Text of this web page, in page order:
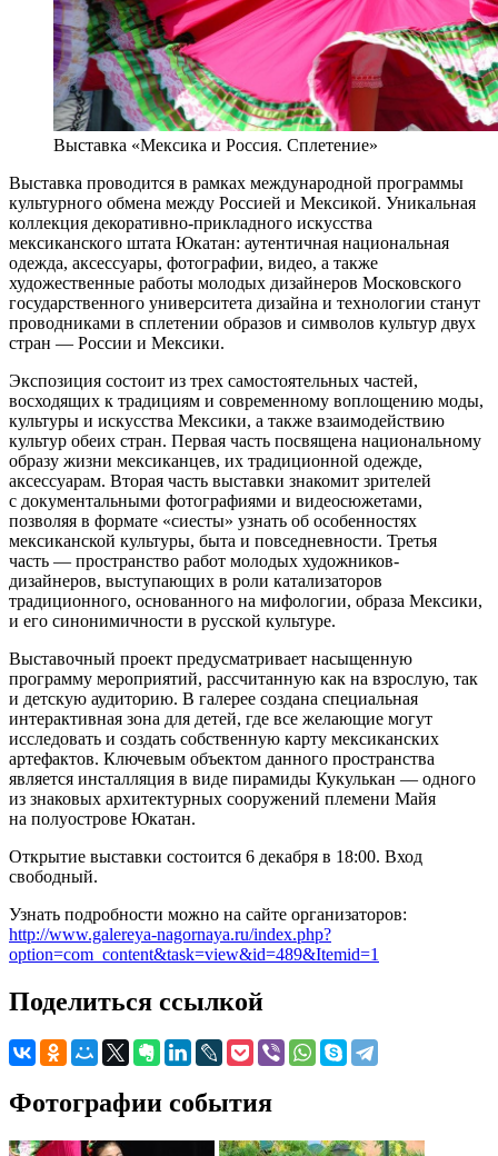
Выставка «Мексика и Россия. Сплетение»
Выставка проводится в рамках международной программы
культурного обмена между Россией и Мексикой. Уникальная
коллекция декоративно-прикладного искусства
мексиканского штата Юкатан: аутентичная национальная
одежда, аксессуары, фотографии, видео, а также
художественные работы молодых дизайнеров Московского
государственного университета дизайна и технологии станут
проводниками в сплетении образов и символов культур двух
стран — России и Мексики.
Экспозиция состоит из трех самостоятельных частей,
восходящих к традициям и современному воплощению моды,
культуры и искусства Мексики, а также взаимодействию
культур обеих стран. Первая часть посвящена национальному
образу жизни мексиканцев, их традиционной одежде,
аксессуарам. Вторая часть выставки знакомит зрителей
с документальными фотографиями и видеосюжетами,
позволяя в формате «сиесты» узнать об особенностях
мексиканской культуры, быта и повседневности. Третья
часть — пространство работ молодых художников-
дизайнеров, выступающих в роли катализаторов
традиционного, основанного на мифологии, образа Мексики,
и его синонимичности в русской культуре.
Выставочный проект предусматривает насыщенную
программу мероприятий, рассчитанную как на взрослую, так
и детскую аудиторию. В галерее создана специальная
интерактивная зона для детей, где все желающие могут
исследовать и создать собственную карту мексиканских
артефактов. Ключевым объектом данного пространства
является инсталляция в виде пирамиды Кукулькан — одного
из знаковых архитектурных сооружений племени Майя
на полуострове Юкатан.
Открытие выставки состоится 6 декабря в 18:00. Вход
свободный.
Узнать подробности можно на сайте организаторов:
http://www.galereya-nagornaya.ru/index.php?
option=com_content&task=view&id=489&Itemid=1
Поделиться ссылкой
Фотографии события